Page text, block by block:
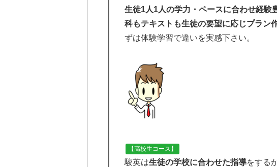
生徒1人1人の学力・ペースに合わせ経験
科もテキストも生徒の要望に応じプラン
ずは体験学習で違いを実感下さい。
【高校生コース】
駿英は生徒の学校に合わせた指導をする